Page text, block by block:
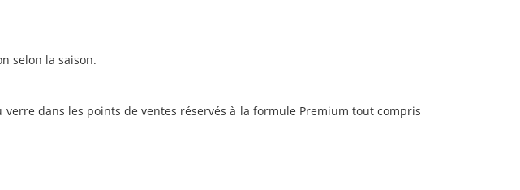
selon la saison.
dans les points de ventes réservés à la formule Premium tout compris